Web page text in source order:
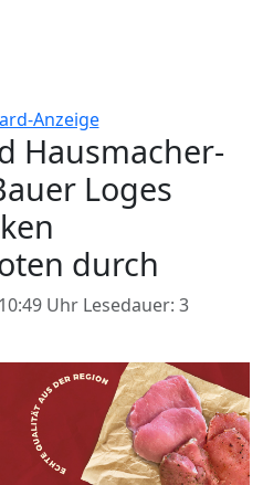
Hausmacher-
Loges
durch
Uhr Lesedauer: 3